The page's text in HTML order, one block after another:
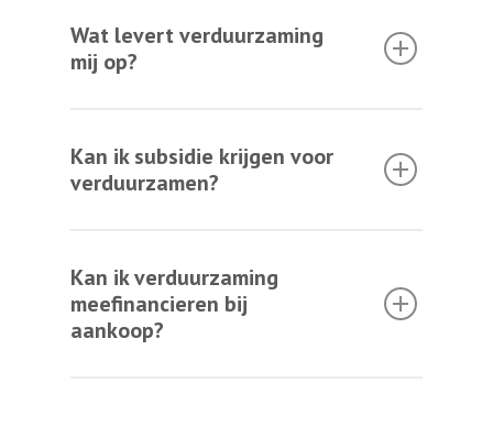
Wat levert verduurzaming
mij op?
Kan ik subsidie krijgen voor
verduurzamen?
Kan ik verduurzaming
meefinancieren bij
aankoop?